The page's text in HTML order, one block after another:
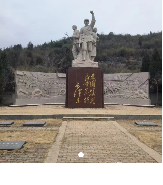
商品简介
ꁵ